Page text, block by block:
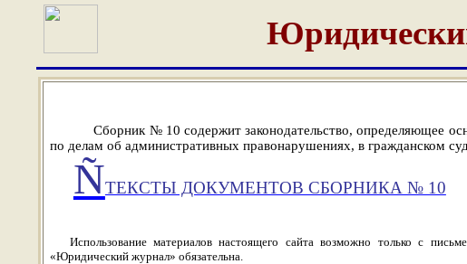
Сборник № 10 содержит законодательство, определяющее
по делам об административных правонарушениях, в гражданском
ÑТЕКСТЫ ДОКУМЕНТОВ СБОРНИКА № 10
Использование материалов настоящего сайта возможно только с
«Юридический журнал» обязательна.